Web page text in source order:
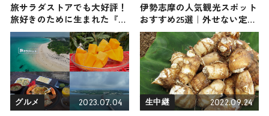
旅サラダストアでも大好評！
旅好きのために生まれた『ト
ラベラーズリュック』を2名
様にプレゼント！
伊勢志摩の人気観光スポット
おすすめ25選｜外せない定
番・名所から穴場まで見どこ
ろ満載の観光地を紹介
グルメ 2023.07.04 生中継 2022.09.24